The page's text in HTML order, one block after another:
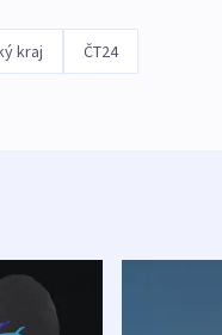
kraj ČT24